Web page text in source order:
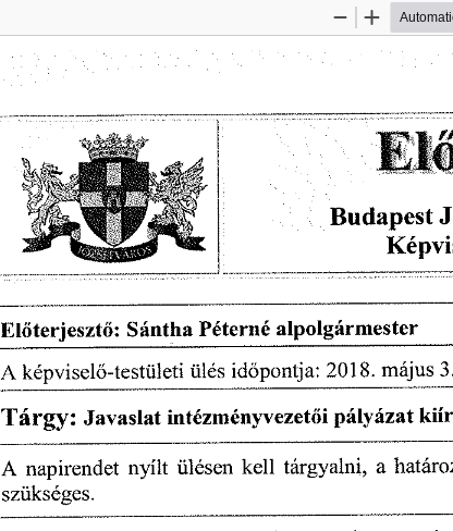
Zoom
Zoom
Előterjesztő:
  Sántha
  Péterné
  alpolgármester
A  képviselő-testületi
  ülés
  időpontja:
2018. május
Tárgy:
  Javaslat
  intézményvezetői
  pályázat
A  napirendet
  nyílt
  ülésen
  kell
  tárgyalni,
a
szükséges.